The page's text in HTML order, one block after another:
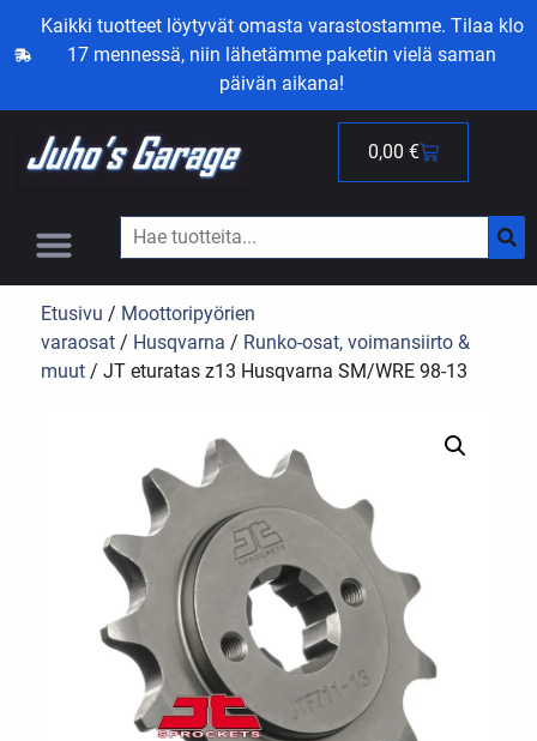
Kaikki tuotteet löytyvät omasta varastostamme. Tilaa klo
17 mennessä, niin lähetämme paketin vielä saman
päivän aikana!
0,00 €
Etusivu / Moottoripyörien
varaosat / Husqvarna / Runko-osat, voimansiirto &
muut / JT eturatas z13 Husqvarna SM/WRE 98-13